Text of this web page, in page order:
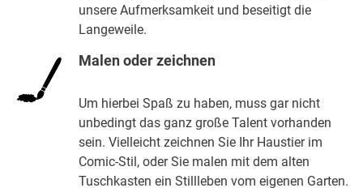
unsere Aufmerksamkeit und beseitigt die
Langeweile.
Malen oder zeichnen
Um hierbei Spaß zu haben, muss gar nicht
unbedingt das ganz große Talent vorhanden
sein. Vielleicht zeichnen Sie Ihr Haustier im
Comic-Stil, oder Sie malen mit dem alten
Tuschkasten ein Stillleben vom eigenen Garten.